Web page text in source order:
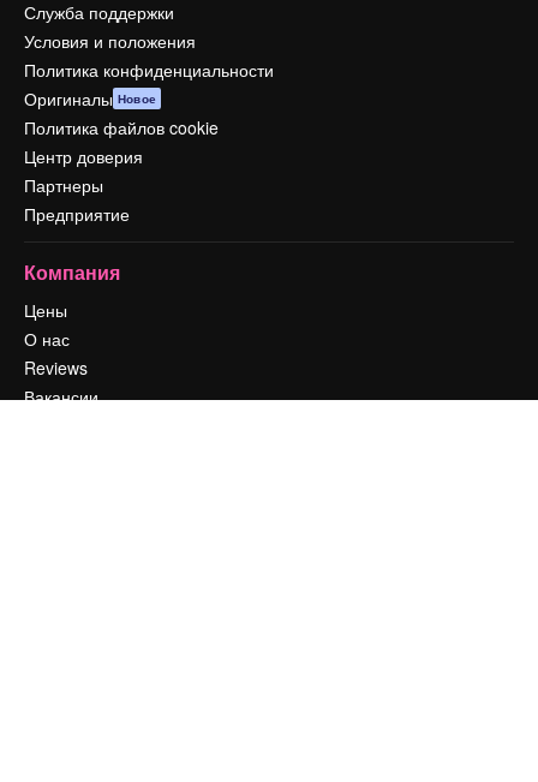
Служба поддержки
Условия и положения
Политика конфиденциальности
Оригиналы Новое
Политика файлов cookie
Центр доверия
Партнеры
Предприятие
Компания
Цены
О нас
Reviews
Вакансии